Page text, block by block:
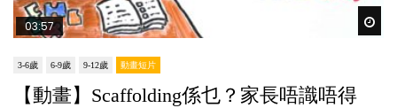
03:57
3-6歲 6-9歲 9-12歲 動畫短片
【動畫】Scaffolding係乜？家長唔識唔得